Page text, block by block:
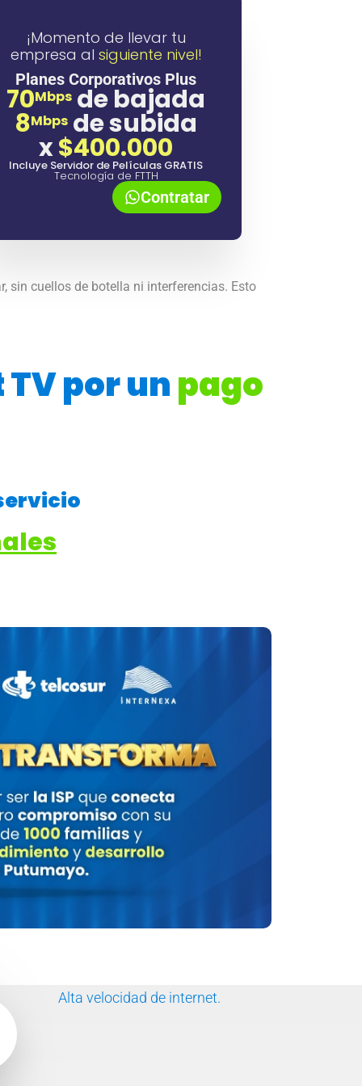
¡Momento de llevar tu
empresa al siguiente nivel!
Planes Corporativos Plus
70Mbps de bajada
8Mbps de subida
x$400.000
Incluye Servidor de Películas GRATIS
Tecnología de FTTH
Contratar
cuellos de botella ni interferencias. Esto
por unpago
Alta velocidad de internet.